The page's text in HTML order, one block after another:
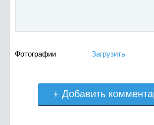
Фотографии Загрузить
+ Добавить